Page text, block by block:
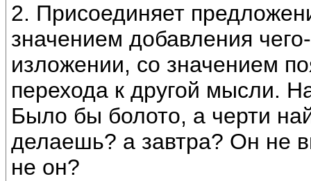
2. Присоединяет
значением добавления
изложении, со значением
перехода к другой мысли.
Было бы болото, а черти
делаешь? а завтра? Он не
не он?